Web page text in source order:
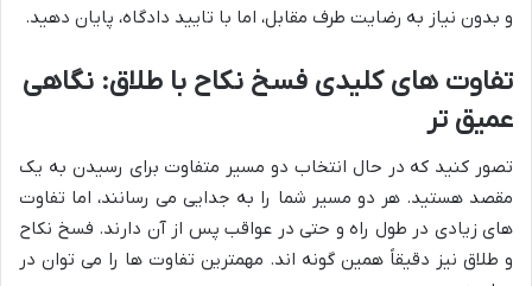
و بدون نیاز به رضایت طرف مقابل، اما با تایید دادگاه، پایان دهید.
تفاوت های کلیدی فسخ نکاح با طلاق: نگاهی
عمیق تر
تصور کنید که در حال انتخاب دو مسیر متفاوت برای رسیدن به یک
مقصد هستید. هر دو مسیر شما را به جدایی می رسانند، اما تفاوت
های زیادی در طول راه و حتی در عواقب پس از آن دارند. فسخ نکاح
و طلاق نیز دقیقاً همین گونه اند. مهمترین تفاوت ها را می توان در